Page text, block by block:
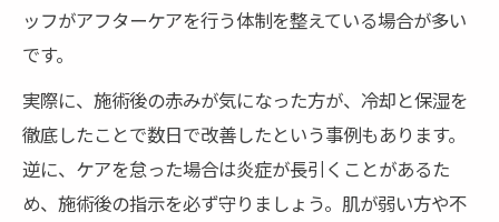
ッフがアフターケアを行う体制を整えている場合が多い
です。
実際に、施術後の赤みが気になった方が、冷却と保湿を
徹底したことで数日で改善したという事例もあります。
逆に、ケアを怠った場合は炎症が長引くことがあるた
め、施術後の指示を必ず守りましょう。肌が弱い方や不